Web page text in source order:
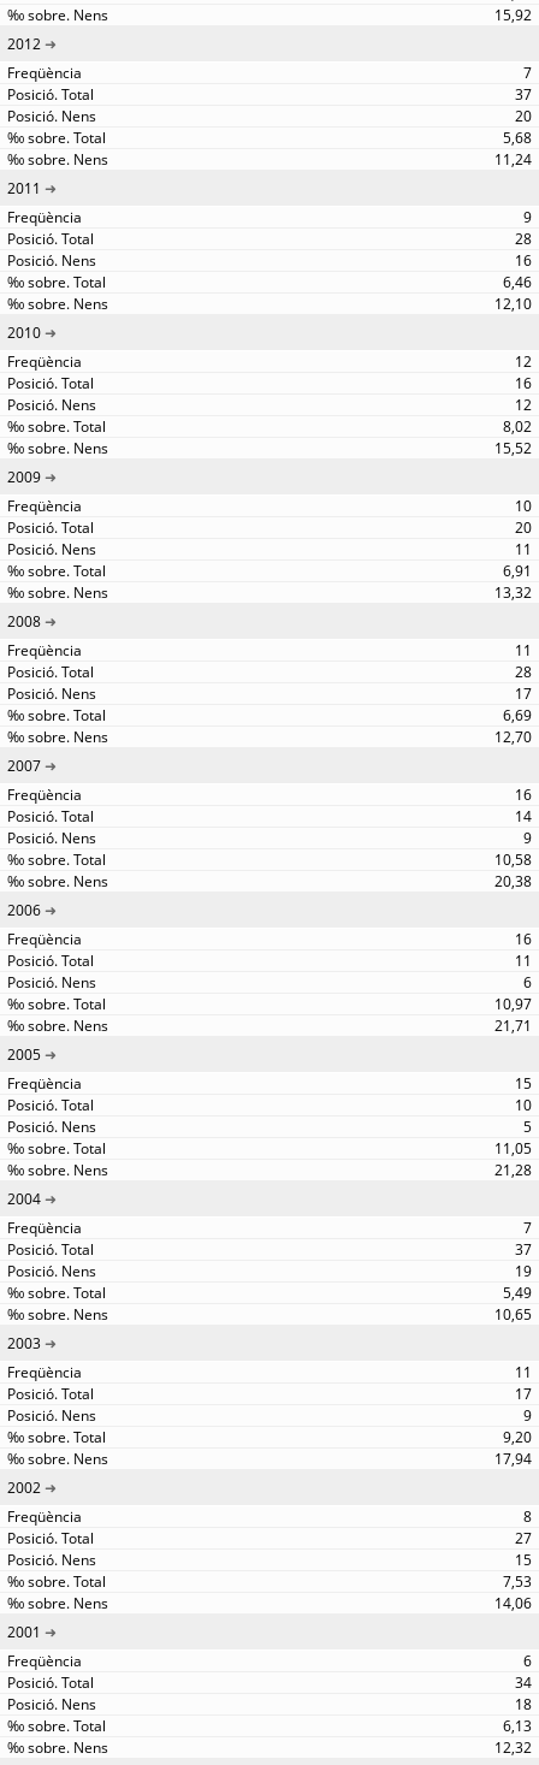
15,92
2012
7
37
20
5,68
11,24
2011
9
28
16
6,46
12,10
2010
12
16
12
8,02
15,52
2009
10
20
11
6,91
13,32
2008
11
28
17
6,69
12,70
2007
16
14
9
10,58
20,38
2006
16
11
6
10,97
21,71
2005
15
10
5
11,05
21,28
2004
7
37
19
5,49
10,65
2003
11
17
9
9,20
17,94
2002
8
27
15
7,53
14,06
2001
6
34
18
6,13
12,32